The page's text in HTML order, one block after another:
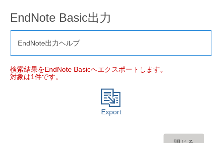
EndNote Basic出力
EndNote出力ヘルプ
検索結果をEndNote Basicへエクスポートします。
対象は1件です。
Export